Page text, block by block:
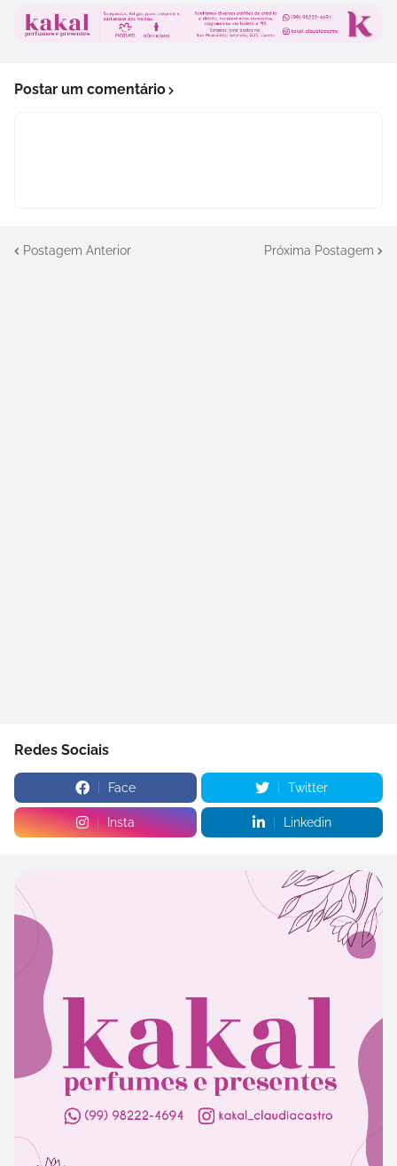
Postar um comentário
Postagem Anterior Próxima Postagem
Redes Sociais
Face Twitter
Insta Linkedin